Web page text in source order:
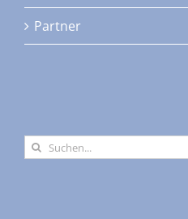
Partner
Suche
nach: